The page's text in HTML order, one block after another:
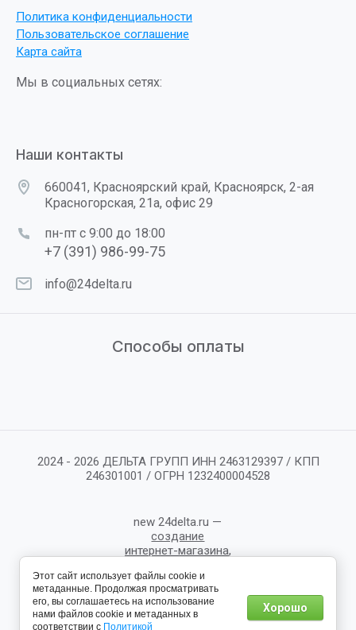
Политика конфиденциальности
Пользовательское соглашение
Карта сайта
Мы в социальных сетях:
Наши контакты
660041, Красноярский край, Красноярск, 2-ая
Красногорская, 21а, офис 29
пн-пт с 9:00 до 18:00
+7 (391) 986-99-75
info@24delta.ru
Способы оплаты
2024 - 2026 ДЕЛЬТА ГРУПП ИНН 2463129397 / КПП
246301001 / ОГРН 1232400004528
new 24delta.ru —
создание
интернет-магазина,
Мегагрупп
Этот сайт использует файлы cookie и
метаданные. Продолжая просматривать
его, вы соглашаетесь на использование
нами файлов cookie и метаданных в
соответствии с Политикой
Хорошо